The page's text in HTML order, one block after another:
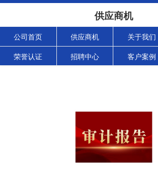
供应商机
公司首页 供应商机 关于我们
荣誉认证 招聘中心 客户案例